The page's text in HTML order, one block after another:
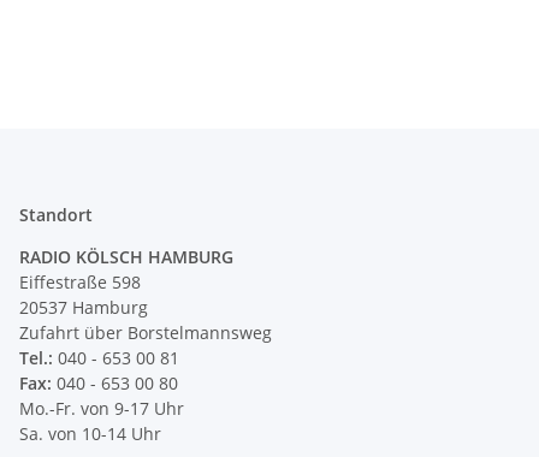
Standort
RADIO KÖLSCH HAMBURG
Eiffestraße 598
20537 Hamburg
Zufahrt über Borstelmannsweg
Tel.: 040 - 653 00 81
Fax: 040 - 653 00 80
Mo.-Fr. von 9-17 Uhr
Sa. von 10-14 Uhr